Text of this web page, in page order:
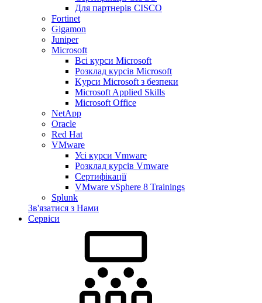
Для партнерів CISCO
Fortinet
Gigamon
Juniper
Microsoft
Всі курси Microsoft
Розклад курсів Microsoft
Kyрси Microsoft з безпеки
Microsoft Applied Skills
Microsoft Office
NetApp
Oracle
Red Hat
VMware
Усі курси Vmware
Розклад курсів Vmware
Сертифікації
VMware vSphere 8 Trainings
Splunk
Зв'язатися з Нами
Сервіси